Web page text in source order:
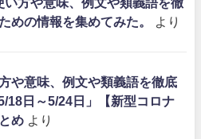
めの情報を集めてみた。
より
や意味、例文や類義語を徹底
18日～5/24日」【新型コロナ
め より